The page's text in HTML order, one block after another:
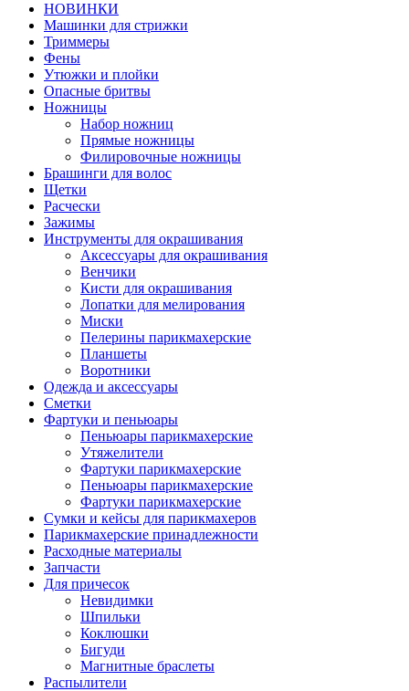
НОВИНКИ
Машинки для стрижки
Триммеры
Фены
Утюжки и плойки
Опасные бритвы
Ножницы
Набор ножниц
Прямые ножницы
Филировочные ножницы
Брашинги для волос
Щетки
Расчески
Зажимы
Инструменты для окрашивания
Аксессуары для окрашивания
Венчики
Кисти для окрашивания
Лопатки для мелирования
Миски
Пелерины парикмахерские
Планшеты
Воротники
Одежда и аксессуары
Сметки
Фартуки и пеньюары
Пеньюары парикмахерские
Утяжелители
Фартуки парикмахерские
Пеньюары парикмахерские
Фартуки парикмахерские
Сумки и кейсы для парикмахеров
Парикмахерские принадлежности
Расходные материалы
Запчасти
Для причесок
Невидимки
Шпильки
Коклюшки
Бигуди
Магнитные браслеты
Распылители